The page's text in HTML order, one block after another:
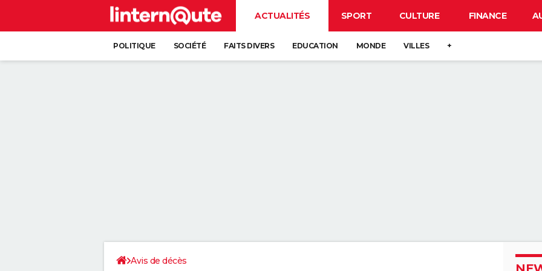
ACTUALITÉS SPORT CULTURE FINANCE
POLITIQUE SOCIÉTÉ FAITS DIVERS EDUCATION MONDE VILLES +
Avis de décès